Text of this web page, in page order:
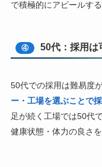
で積極的にアピールす
④ 50代：採用は
50代での採用は難易度
ー・工場を選ぶことで
足が続く工場では50代
健康状態・体力の良さ